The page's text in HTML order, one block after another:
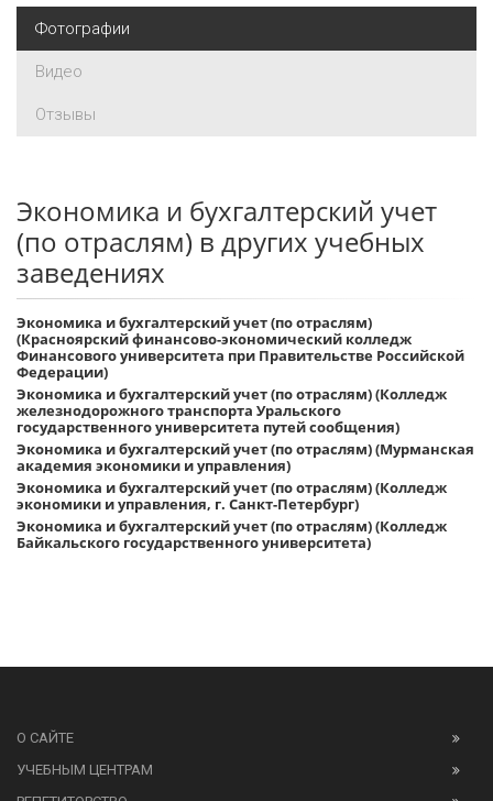
Фотографии
Видео
Отзывы
Экономика и бухгалтерский учет
(по отраслям) в других учебных
заведениях
Экономика и бухгалтерский учет (по отраслям)
(Красноярский финансово-экономический колледж
Финансового университета при Правительстве Российской
Федерации)
Экономика и бухгалтерский учет (по отраслям) (Колледж
железнодорожного транспорта Уральского
государственного университета путей сообщения)
Экономика и бухгалтерский учет (по отраслям) (Мурманская
академия экономики и управления)
Экономика и бухгалтерский учет (по отраслям) (Колледж
экономики и управления, г. Санкт-Петербург)
Экономика и бухгалтерский учет (по отраслям) (Колледж
Байкальского государственного университета)
О САЙТЕ
УЧЕБНЫМ ЦЕНТРАМ